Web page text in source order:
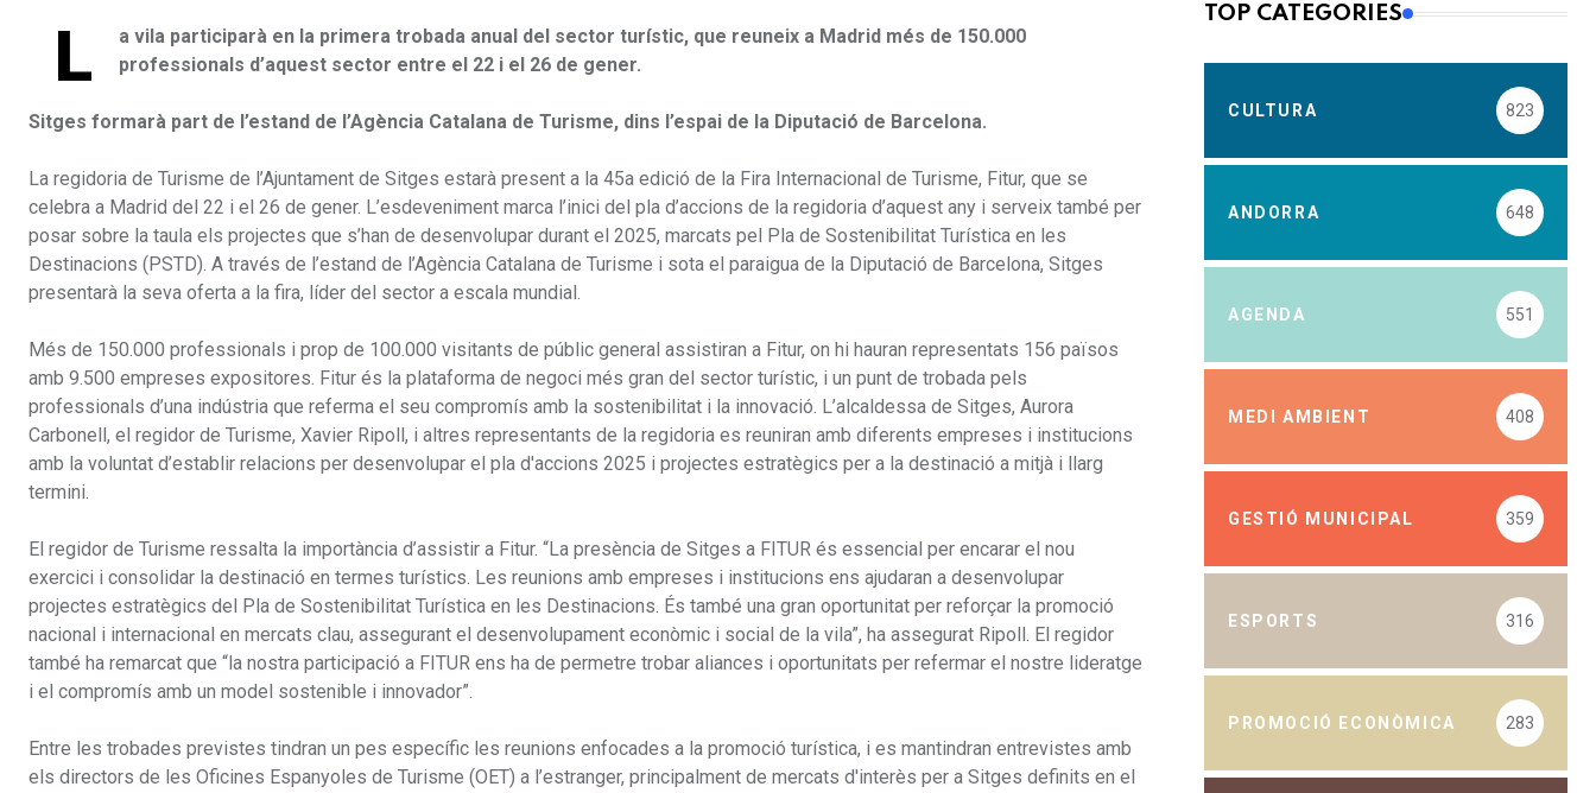
L
a vila participarà en la primera trobada anual del sector turístic, que reuneix a Madrid més de 150.000
professionals d’aquest sector entre el 22 i el 26 de gener.
Sitges formarà part de l’estand de l’Agència Catalana de Turisme, dins l’espai de la Diputació de Barcelona.
La regidoria de Turisme de l’Ajuntament de Sitges estarà present a la 45a edició de la Fira Internacional de Turisme, Fitur, que se
celebra a Madrid del 22 i el 26 de gener. L’esdeveniment marca l’inici del pla d’accions de la regidoria d’aquest any i serveix també per
posar sobre la taula els projectes que s’han de desenvolupar durant el 2025, marcats pel Pla de Sostenibilitat Turística en les
Destinacions (PSTD). A través de l’estand de l’Agència Catalana de Turisme i sota el paraigua de la Diputació de Barcelona, Sitges
presentarà la seva oferta a la fira, líder del sector a escala mundial.
Més de 150.000 professionals i prop de 100.000 visitants de públic general assistiran a Fitur, on hi hauran representats 156 països
amb 9.500 empreses expositores. Fitur és la plataforma de negoci més gran del sector turístic, i un punt de trobada pels
professionals d’una indústria que referma el seu compromís amb la sostenibilitat i la innovació. L’alcaldessa de Sitges, Aurora
Carbonell, el regidor de Turisme, Xavier Ripoll, i altres representants de la regidoria es reuniran amb diferents empreses i institucions
amb la voluntat d’establir relacions per desenvolupar el pla d'accions 2025 i projectes estratègics per a la destinació a mitjà i llarg
termini.
El regidor de Turisme ressalta la importància d’assistir a Fitur. “La presència de Sitges a FITUR és essencial per encarar el nou
exercici i consolidar la destinació en termes turístics. Les reunions amb empreses i institucions ens ajudaran a desenvolupar
projectes estratègics del Pla de Sostenibilitat Turística en les Destinacions. És també una gran oportunitat per reforçar la promoció
nacional i internacional en mercats clau, assegurant el desenvolupament econòmic i social de la vila”, ha assegurat Ripoll. El regidor
també ha remarcat que “la nostra participació a FITUR ens ha de permetre trobar aliances i oportunitats per refermar el nostre lideratge
i el compromís amb un model sostenible i innovador”.
Entre les trobades previstes tindran un pes específic les reunions enfocades a la promoció turística, i es mantindran entrevistes amb
els directors de les Oficines Espanyoles de Turisme (OET) a l’estranger, principalment de mercats d'interès per a Sitges definits en el
TOP CATEGORIES
CULTURA 823
ANDORRA 648
AGENDA 551
MEDI AMBIENT 408
GESTIÓ MUNICIPAL 359
ESPORTS 316
PROMOCIÓ ECONÒMICA 283